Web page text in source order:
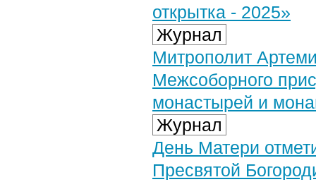
открытка - 2025»
Журнал
Митрополит
Межсоборного
монастырей и
Журнал
День Матери
Пресвятой